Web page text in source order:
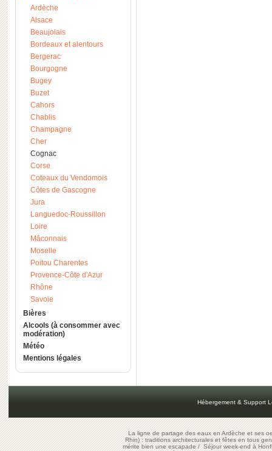
Ardèche
Alsace
Beaujolais
Bordeaux et alentours
Bergerac
Bourgogne
Bugey
Buzet
Cahors
Chablis
Champagne
Cher
Cognac
Corse
Coteaux du Vendomois
Côtes de Gascogne
Jura
Languedoc-Roussillon
Loire
Mâconnais
Moselle
Poitou Charentes
Provence-Côte d'Azur
Rhône
Savoie
Bières
Alcools (à consommer avec
modération)
Météo
Mentions légales
Hébergement & Support
La ligne de partage des eaux en Ardèche et ses
Rhin) : traditions architecturales et fêtes en tous
mérite bien une escapade/Séjour week-end à